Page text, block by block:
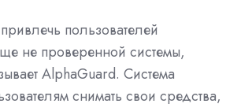
пользователей
не проверенной системы,
AlphaGuard. Система
снимать свои средства,